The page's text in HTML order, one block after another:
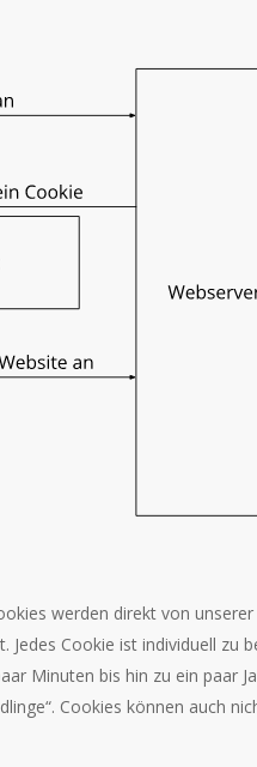
werden direkt von
Cookie ist individuell zu
Minuten bis hin zu ein paar
Cookies können auch